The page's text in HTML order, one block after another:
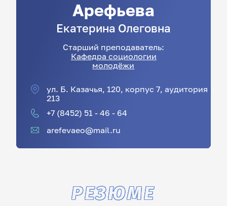
Арефьева
Екатерина Олеговна
Старший преподаватель:
Кафедра социологии
молодёжи
ул. Б. Казачья, 120, корпус 7, аудитория
213
+7 (8452) 51 - 46 - 64
arefevaeo@mail.ru
РЕЗЮМЕ